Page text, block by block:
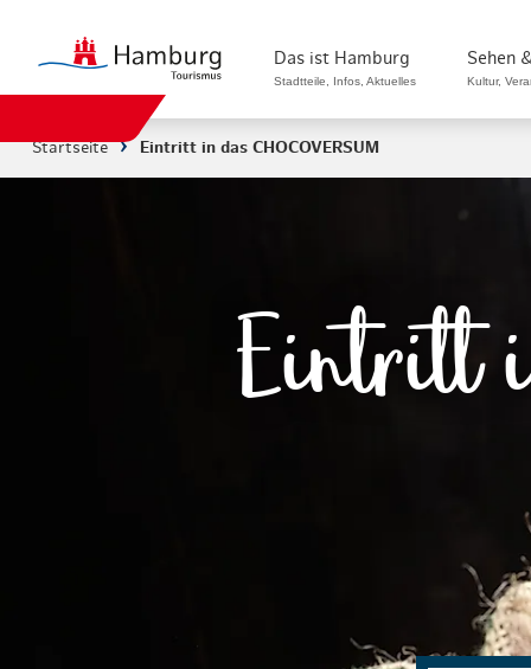
Das ist Hamburg
Stadtteile, Infos, Aktuelles
Ein Tag in Hamburg
Hamburg das ganze Jahr
Sehen
Kultur,
Musicals &
Hamburg
Routen &
Grüne
Startseite Eintritt in das CHOCOVERSUM
Eintritt